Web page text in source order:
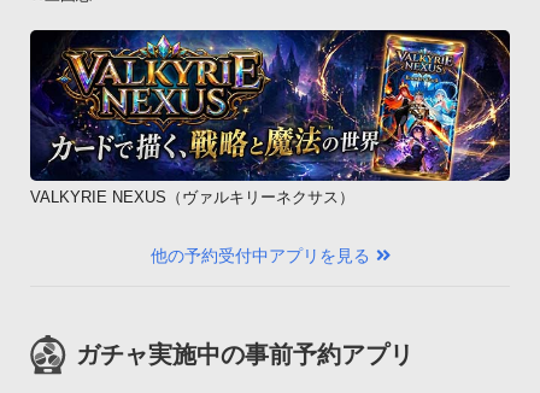
VALKYRIE NEXUS（ヴァルキリーネクサス）
他の予約受付中アプリを見る
ガチャ実施中の事前予約アプリ